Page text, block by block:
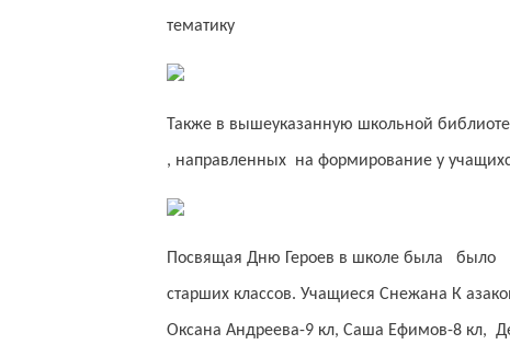
тематику
Также в вышеуказанную школьной
, направленных на формирование у
Посвящая Дню Героев в школе была было
старших классов. Учащиеся Снежана К
Оксана Андреева-9 кл, Саша Ефимов-8 кл,